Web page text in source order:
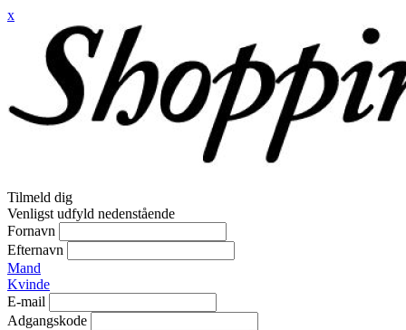
x
Tilmeld dig
Venligst udfyld nedenstående
Fornavn
Efternavn
Mand
Kvinde
E-mail
Adgangskode